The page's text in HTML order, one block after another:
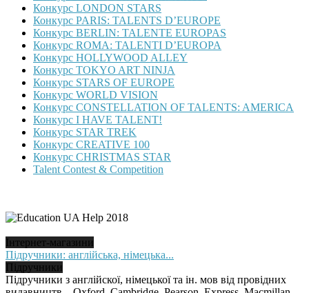
Конкурс LONDON STARS
Конкурс PARIS: TALENTS D’EUROPE
Конкурс BERLIN: TALENTE EUROPAS
Конкурс ROMA: TALENTI D’EUROPA
Конкурс HOLLYWOOD ALLEY
Конкурс TOKYO ART NINJA
Конкурс STARS OF EUROPE
Конкурс WORLD VISION
Конкурс CONSTELLATION OF TALENTS: AMERICA
Конкурс I HAVE TALENT!
Конкурс STAR TREK
Конкурс CREATIVE 100
Конкурс CHRISTMAS STAR
Talent Contest & Competition
Інтернет-магазини
Підручники: англійська, німецька...
Підручники
Підручники з англійскої, німецької та ін. мов від провідних